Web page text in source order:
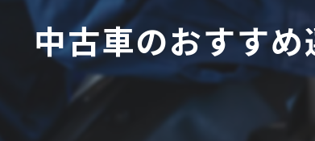
中古車のおすす